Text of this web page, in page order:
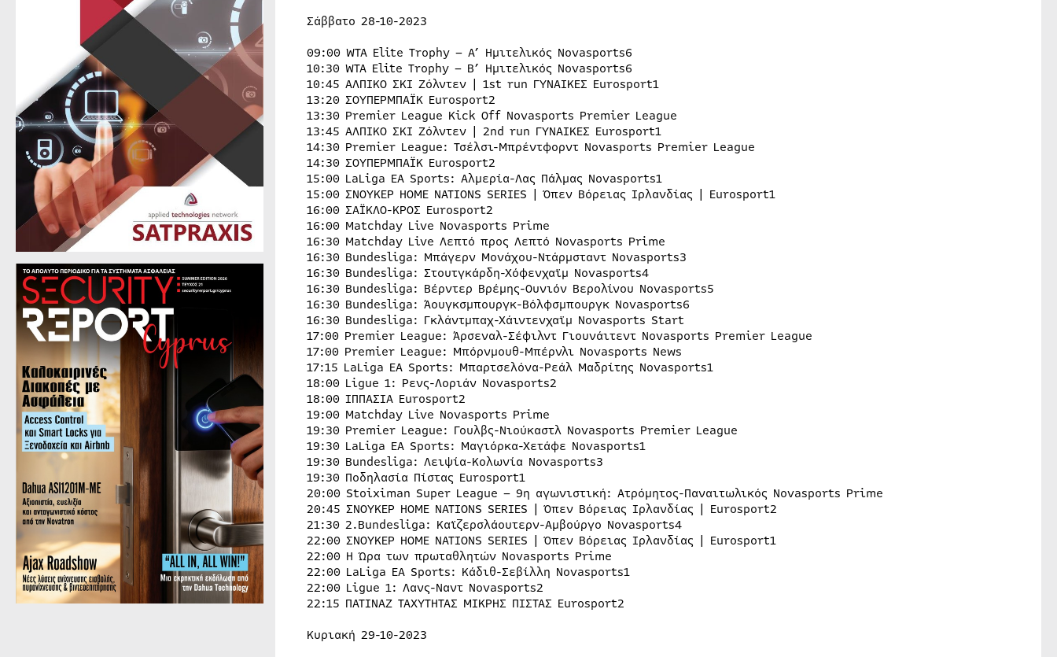
Σάββατο 28-10-2023
09:00 WTA Elite Trophy – Α’ Ημιτελικός Novasports6
10:30 WTA Elite Trophy – Β’ Ημιτελικός Novasports6
10:45 ΑΛΠΙΚΟ ΣΚΙ Ζόλντεν | 1st run ΓΥΝΑΙΚΕΣ Eurosport1
13:20 ΣΟΥΠΕΡΜΠΑΪΚ Eurosport2
13:30 Premier League Kick Off Novasports Premier League
13:45 ΑΛΠΙΚΟ ΣΚΙ Ζόλντεν | 2nd run ΓΥΝΑΙΚΕΣ Eurosport1
14:30 Premier League: Τσέλσι-Μπρέντφορντ Novasports Premier League
14:30 ΣΟΥΠΕΡΜΠΑΪΚ Eurosport2
15:00 LaLiga EA Sports: Αλμερία-Λας Πάλμας Novasports1
15:00 ΣΝΟΥΚΕΡ HOME NATIONS SERIES | Όπεν Βόρειας Ιρλανδίας | Eurosport1
16:00 ΣΑΪΚΛΟ-ΚΡΟΣ Eurosport2
16:00 Matchday Live Novasports Prime
16:30 Matchday Live Λεπτό προς Λεπτό Novasports Prime
16:30 Bundesliga: Μπάγερν Μονάχου-Ντάρμσταντ Novasports3
16:30 Bundesliga: Στουτγκάρδη-Χόφενχαϊμ Novasports4
16:30 Bundesliga: Βέρντερ Βρέμης-Ουνιόν Βερολίνου Novasports5
16:30 Bundesliga: Άουγκσμπουργκ-Βόλφσμπουργκ Novasports6
16:30 Bundesliga: Γκλάντμπαχ-Χάιντενχαϊμ Novasports Start
17:00 Premier League: Άρσεναλ-Σέφιλντ Γιουνάιτεντ Novasports Premier League
17:00 Premier League: Μπόρνμουθ-Μπέρνλι Novasports News
17:15 LaLiga EA Sports: Μπαρτσελόνα-Ρεάλ Μαδρίτης Novasports1
18:00 Ligue 1: Ρενς-Λοριάν Novasports2
18:00 ΙΠΠΑΣΙΑ Eurosport2
19:00 Matchday Live Novasports Prime
19:30 Premier League: Γουλβς-Νιούκαστλ Novasports Premier League
19:30 LaLiga EA Sports: Μαγιόρκα-Χετάφε Novasports1
19:30 Bundesliga: Λειψία-Κολωνία Novasports3
19:30 Ποδηλασία Πίστας Eurosport1
20:00 Stoiximan Super League – 9η αγωνιστική: Ατρόμητος-Παναιτωλικός Novasports Prime
20:45 ΣΝΟΥΚΕΡ HOME NATIONS SERIES | Όπεν Βόρειας Ιρλανδίας | Eurosport2
21:30 2.Bundesliga: Καϊζερσλάουτερν-Αμβούργο Novasports4
22:00 ΣΝΟΥΚΕΡ HOME NATIONS SERIES | Όπεν Βόρειας Ιρλανδίας | Eurosport1
22:00 Η Ώρα των πρωταθλητών Novasports Prime
22:00 LaLiga EA Sports: Κάδιθ-Σεβίλλη Novasports1
22:00 Ligue 1: Λανς-Ναντ Novasports2
22:15 ΠΑΤΙΝΑΖ ΤΑΧΥΤΗΤΑΣ ΜΙΚΡΗΣ ΠΙΣΤΑΣ Eurosport2
Κυριακή 29-10-2023